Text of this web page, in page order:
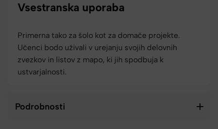
Vsestranska uporaba
Primerna tako za šolo kot za domače projekte.
Učenci bodo uživali v urejanju svojih delovnih
zvezkov in listov z mapo, ki jih spodbuja k
ustvarjalnosti.
Podrobnosti